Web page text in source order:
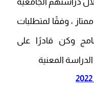
، وفقًا لمتطلبات
وكن قادرًا على
المعنية